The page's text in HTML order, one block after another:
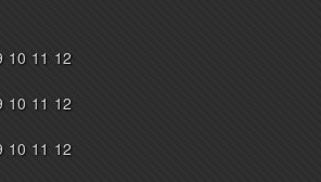
10 11 12
10 11 12
10 11 12